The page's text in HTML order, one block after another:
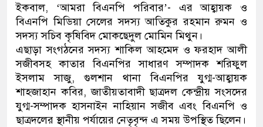
ইকবাল, ‘আমরা বিএনপি পরিবার’- এর আহ্বায়ক ও
বিএনপি মিডিয়া সেলের সদস্য আতিকুর রহমান রুমন ও
সদস্য সচিব কৃষিবিদ মোকছেদুল মোমিন মিথুন।
এছাড়া সংগঠনের সদস্য শাকিল আহমেদ ও ফরহাদ আলী
সজীবসহ কাতার বিএনপির সাধারণ সম্পাদক শরিফুল
ইসলাম সাজু, গুলশান থানা বিএনপির যুগ্ম-আহ্বায়ক
শাহজাহান কবির, জাতীয়তাবাদী ছাত্রদল কেন্দ্রীয় সংসদের
যুগ্ম-সম্পাদক হাসনাইন নাহিয়ান সজীব এবং বিএনপি ও
ছাত্রদলের স্থানীয় পর্যায়ের নেতৃবৃন্দ এ সময় উপস্থিত ছিলেন।